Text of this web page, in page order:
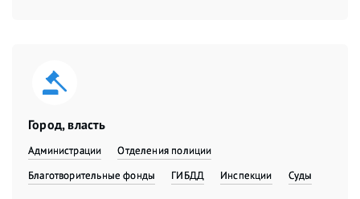
Город, власть
Администрации
Отделения полиции
Благотворительные фонды
ГИБДД Инспекции Суды